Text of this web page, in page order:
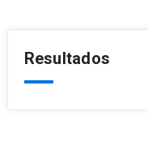
Resultados